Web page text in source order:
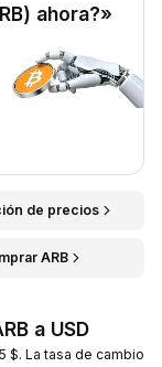
ahora?»
de precios
ARB
a USD
$. La tasa de cambio